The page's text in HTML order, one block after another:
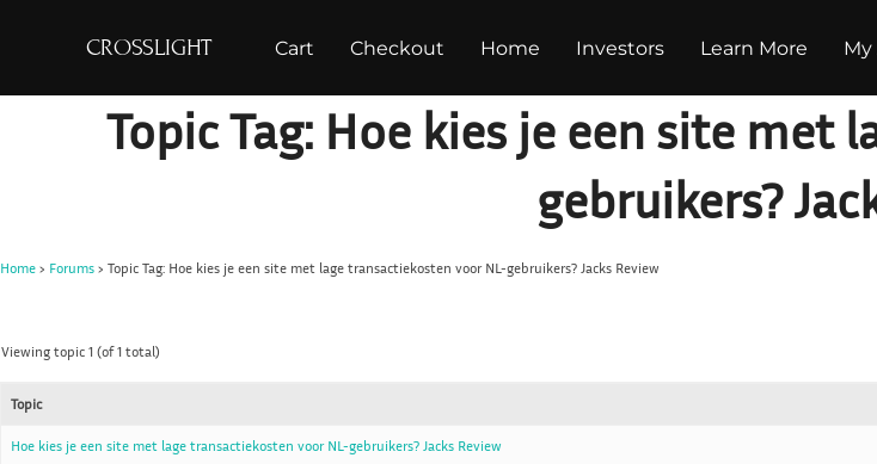
e
CROSSLIGHT Cart Checkout Home Investors Learn More
Topic Tag: Hoe kies je een site met
gebruikers?
Home › Forums › Topic Tag: Hoe kies je een site met lage transactiekosten voor NL-gebruikers? Jacks Review
Viewing topic 1 (of 1 total)
Topic
Hoe kies je een site met lage transactiekosten voor NL-gebruikers? Jacks Review